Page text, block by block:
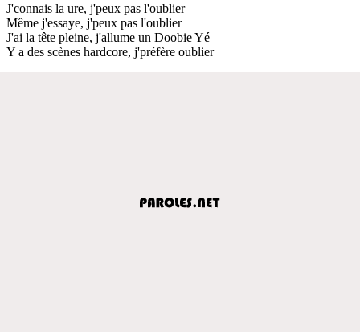
J'connais la ure, j'peux pas l'oublier
Même j'essaye, j'peux pas l'oublier
J'ai la tête pleine, j'allume un Doobie Yé
Y a des scènes hardcore, j'préfère oublier